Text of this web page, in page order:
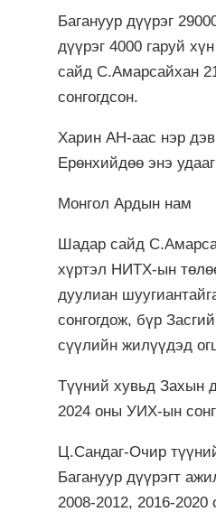
Багануур дүүрэг
дүүрэг 4000 гаруй
сайд С.Амарсайхан
сонгогдсон.
Харин АН-аас нэр
Ерөнхийдөө энэ
Монгол Ардын нам
Шадар сайд
хүртэл НИТХ-ын
дуулиан
сонгогдож, бүр
сүүлийн жилүүдэд
Түүний хувьд Захын
2024 оны УИХ-ын
Ц.Сандаг-Очир
Багануур дүүрэгт
2008-2012, 2016-2020